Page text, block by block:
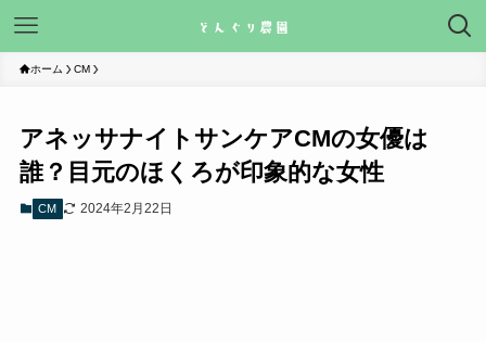
ホーム CM
アネッサナイトサンケアCMの女優は
誰？目元のほくろが印象的な女性
CM 2024年2月22日